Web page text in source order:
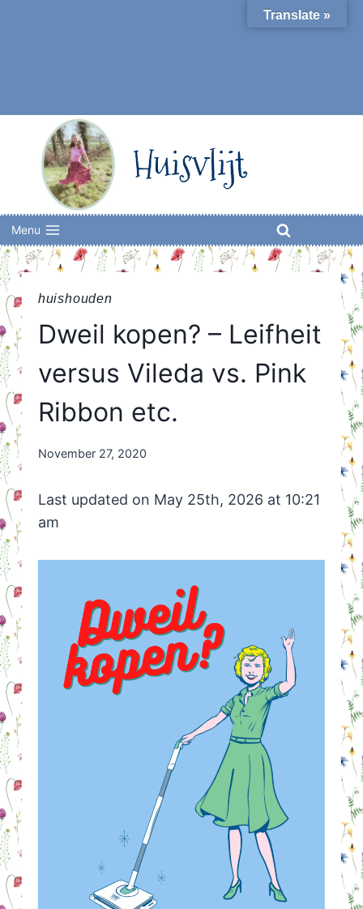
Huisvlijt
Menu
huishouden
Dweil kopen? – Leifheit
versus Vileda vs. Pink
Ribbon etc.
By
November 27, 2020
Last updated on May 25th, 2026 at 10:21
am
Translate »